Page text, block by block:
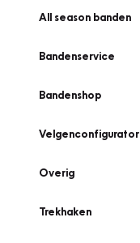
All season banden
Bandenservice
Bandenshop
Velgenconfigurator
Overig
Trekhaken